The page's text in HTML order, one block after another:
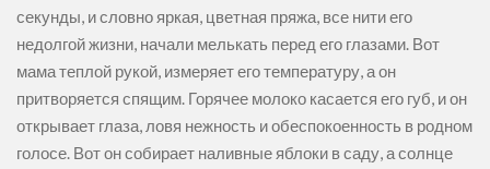
секунды, и словно яркая, цветная пряжа, все нити его
недолгой жизни, начали мелькать перед его глазами. Вот
мама теплой рукой, измеряет его температуру, а он
притворяется спящим. Горячее молоко касается его губ, и он
открывает глаза, ловя нежность и обеспокоенность в родном
голосе. Вот он собирает наливные яблоки в саду, а солнце